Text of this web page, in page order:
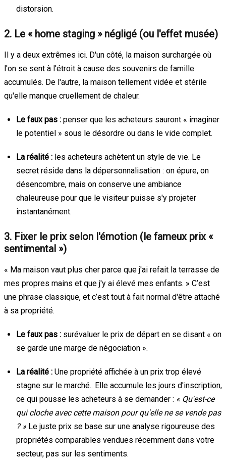
distorsion.
2. Le « home staging » négligé (ou l'effet musée)
Il y a deux extrêmes ici. D'un côté, la maison surchargée où
l'on se sent à l'étroit à cause des souvenirs de famille
accumulés. De l'autre, la maison tellement vidée et stérile
qu'elle manque cruellement de chaleur.
Le faux pas : penser que les acheteurs sauront « imaginer
le potentiel » sous le désordre ou dans le vide complet.
La réalité : les acheteurs achètent un style de vie. Le
secret réside dans la dépersonnalisation : on épure, on
désencombre, mais on conserve une ambiance
chaleureuse pour que le visiteur puisse s'y projeter
instantanément.
3. Fixer le prix selon l'émotion (le fameux prix «
sentimental »)
« Ma maison vaut plus cher parce que j'ai refait la terrasse de
mes propres mains et que j'y ai élevé mes enfants. » C’est
une phrase classique, et c’est tout à fait normal d'être attaché
à sa propriété.
Le faux pas : surévaluer le prix de départ en se disant « on
se garde une marge de négociation ».
La réalité : Une propriété affichée à un prix trop élevé
stagne sur le marché.. Elle accumule les jours d'inscription,
ce qui pousse les acheteurs à se demander : « Qu'est-ce
qui cloche avec cette maison pour qu'elle ne se vende pas
? » Le juste prix se base sur une analyse rigoureuse des
propriétés comparables vendues récemment dans votre
secteur, pas sur les sentiments.